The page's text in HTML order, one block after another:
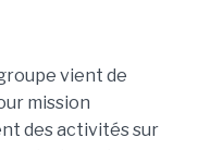
vient de
mission
des activités sur